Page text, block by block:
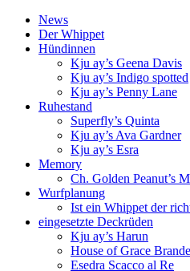
News
Der Whippet
Hündinnen
Kju ay’s Geena Davis
Kju ay’s Indigo spotted
Kju ay’s Penny Lane
Ruhestand
Superfly’s Quinta
Kju ay’s Ava Gardner
Kju ay’s Esra
Memory
Ch. Golden Peanut’s
Wurfplanung
Ist ein Whippet der
eingesetzte Deckrüden
Kju ay’s Harun
House of Grace
Esedra Scacco al Re